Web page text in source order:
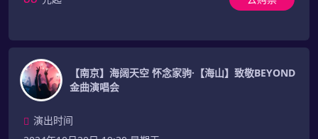
【南京】海阔天空 怀念家驹·【海山】致敬BEYOND
金曲演唱会
演出时间